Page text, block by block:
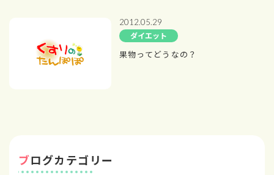
2012.05.29
ダイエット
果物ってどうなの？
ブログカテゴリー